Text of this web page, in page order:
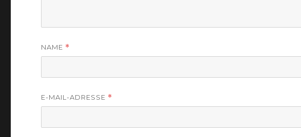
NAME *
E-MAIL-ADRESSE *